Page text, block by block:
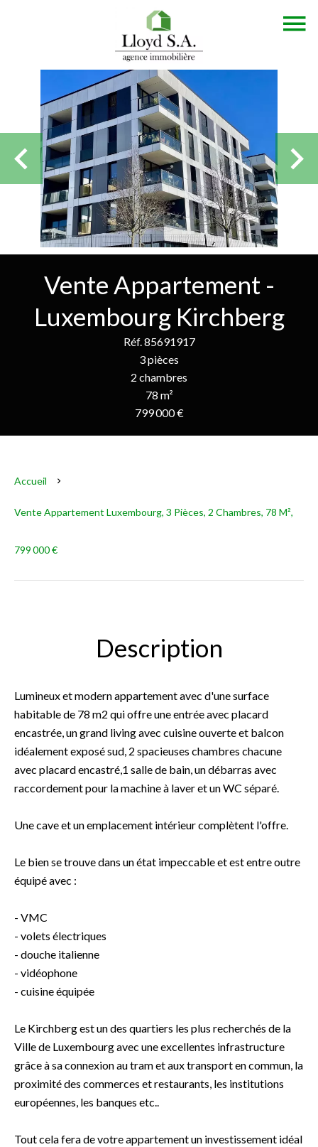
Vente Appartement -
Luxembourg Kirchberg
Réf. 85691917
3 pièces
2 chambres
78 m²
799 000 €
Accueil
Vente Appartement Luxembourg, 3 Pièces, 2 Chambres, 78 M²,
799 000 €
Description
Lumineux et modern appartement avec d'une surface
habitable de 78 m2 qui offre une entrée avec placard
encastrée, un grand living avec cuisine ouverte et balcon
idéalement exposé sud, 2 spacieuses chambres chacune
avec placard encastré,1 salle de bain, un débarras avec
raccordement pour la machine à laver et un WC séparé.
Une cave et un emplacement intérieur complètent l'offre.
Le bien se trouve dans un état impeccable et est entre outre
équipé avec :
- VMC
- volets électriques
- douche italienne
- vidéophone
- cuisine équipée
Le Kirchberg est un des quartiers les plus recherchés de la
Ville de Luxembourg avec une excellentes infrastructure
grâce à sa connexion au tram et aux transport en commun, la
proximité des commerces et restaurants, les institutions
européennes, les banques etc..
Tout cela fera de votre appartement un investissement idéal